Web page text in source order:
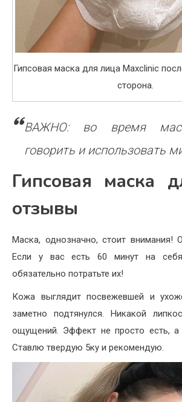
Гипсовая маска для лица Maxclinic
сторона.
ВАЖНО: во время
говорить и использовать
Гипсовая маска
отзывы
Маска, однозначно, стоит внимания!
Если у вас есть 60 минут на
обязательно потратьте их!
Кожа выглядит посвежевшей и
заметно подтянулся. Никакой
ощущений. Эффект не просто есть, а
Ставлю твердую 5ку и рекомендую.